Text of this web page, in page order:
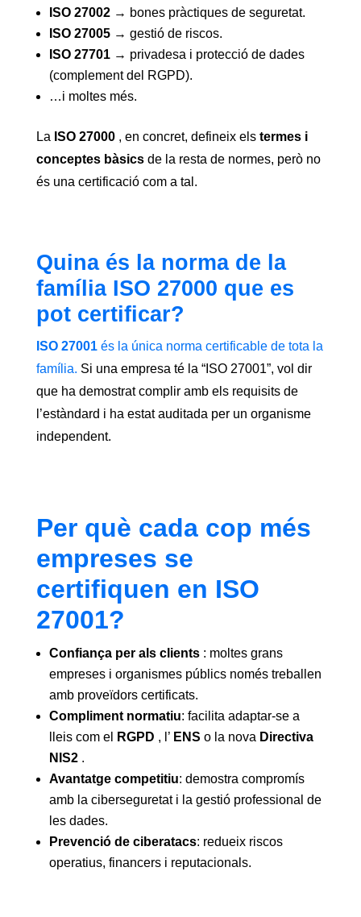
ISO 27002→ bones pràctiques de seguretat.
ISO 27005→ gestió de riscos.
ISO 27701→ privadesa i protecció de dades
(complement del RGPD).
…i moltes més.
La ISO 27000, en concret, defineix els termes i
conceptes bàsicsde la resta de normes, però no
és una certificació com a tal.
Quina és la norma de la
família ISO 27000 que es
pot certificar?
ISO 27001és la única norma certificable de tota la
família. Si una empresa té la “ISO 27001”, vol dir
que ha demostrat complir amb els requisits de
l’estàndard i ha estat auditada per un organisme
independent.
Per què cada cop més
empreses se
certifiquen en ISO
27001?
Confiança per als clients: moltes grans
empreses i organismes públics només treballen
amb proveïdors certificats.
Compliment normatiu: facilita adaptar-se a
lleis com el
RGPD , l’ ENS o la nova Directiva
NIS2.
Avantatge competitiu: demostra compromís
amb la ciberseguretat i la gestió professional de
les dades.
Prevenció de ciberatacs: redueix riscos
operatius, financers i reputacionals.